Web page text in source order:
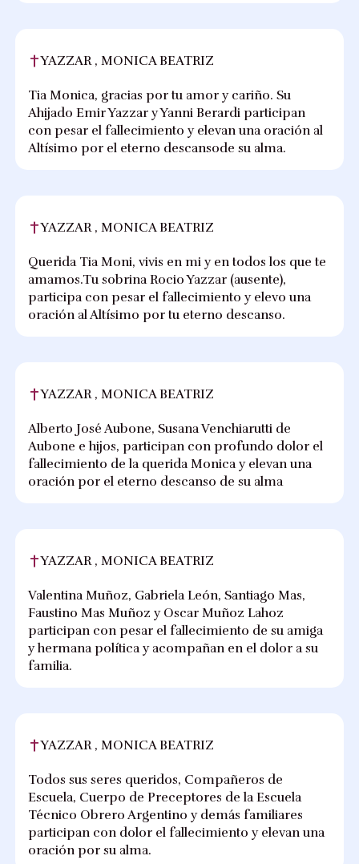
YAZZAR , MONICA BEATRIZ
Tia Monica, gracias por tu amor y cariño. Su
Ahijado Emir Yazzar y Yanni Berardi participan
con pesar el fallecimiento y elevan una oración al
Altísimo por el eterno descansode su alma.
YAZZAR , MONICA BEATRIZ
Querida Tia Moni, vivis en mi y en todos los que te
amamos.Tu sobrina Rocio Yazzar (ausente),
participa con pesar el fallecimiento y elevo una
oración al Altísimo por tu eterno descanso.
YAZZAR , MONICA BEATRIZ
Alberto José Aubone, Susana Venchiarutti de
Aubone e hijos, participan con profundo dolor el
fallecimiento de la querida Monica y elevan una
oración por el eterno descanso de su alma
YAZZAR , MONICA BEATRIZ
Valentina Muñoz, Gabriela León, Santiago Mas,
Faustino Mas Muñoz y Oscar Muñoz Lahoz
participan con pesar el fallecimiento de su amiga
y hermana política y acompañan en el dolor a su
familia.
YAZZAR , MONICA BEATRIZ
Todos sus seres queridos, Compañeros de
Escuela, Cuerpo de Preceptores de la Escuela
Técnico Obrero Argentino y demás familiares
participan con dolor el fallecimiento y elevan una
oración por su alma.